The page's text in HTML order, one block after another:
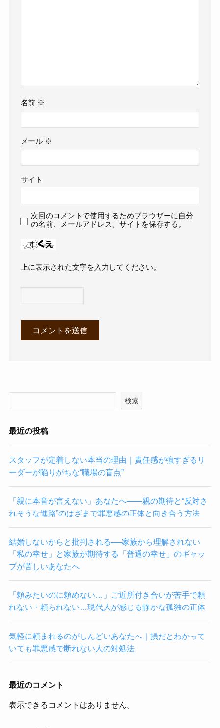
名前 ※
メール ※
サイト
次回のコメントで使用するためブラウザーに自分
の名前、メールアドレス、サイトを保存する。
上に表示された文字を入力してください。
検索
最近の投稿
スタッフが定着しない本当の理由｜責任感が強すぎるリ
ーダーが陥りがちな“職場の盲点”
「親に本音が言えない」あなたへ——親の期待と“反対さ
れそうな進路”のはざまで罪悪感の正体と向き合う方法
結婚しないからと批判される──家族から理解されない
「私の幸せ」と家族が期待する「普通の幸せ」のギャッ
プが苦しいあなたへ
「頼みたいのに頼めない…」ご近所付き合いが苦手で頼
れない・頼られない…現代人が感じる静かな孤独の正体
気軽に頼まれるのがしんどいあなたへ｜損だとわかって
いても罪悪感で断れない人の対処法
最近のコメント
表示できるコメントはありません。